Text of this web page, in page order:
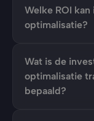
Welke ROI
optimalisatie?
Wat is de
optimalisatie
bepaald?